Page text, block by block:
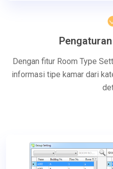
Dengan fitur Room Type
informasi tipe kamar dari